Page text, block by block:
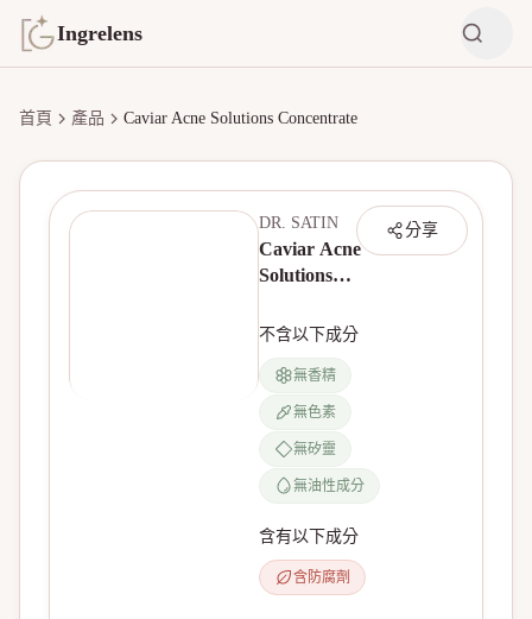
Ingrelens
首頁 產品 Caviar Acne Solutions Concentrate
分享
DR. SATIN
Caviar Acne
Solutions
不含以下成分
無香精
無色素
無矽靈
無油性成分
含有以下成分
含防腐劑